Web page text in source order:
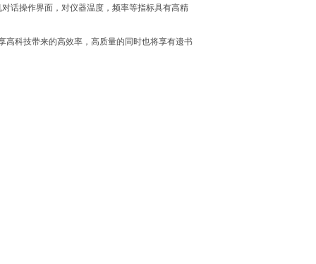
话操作界面，对仪器温度，频率等指标具有高精
高科技带来的高效率，高质量的同时也将享有遗书